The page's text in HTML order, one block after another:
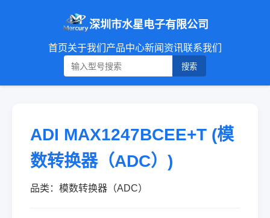
深圳市水星电子有限公司
首页关于我们 产品中心新闻资讯联系我们
搜索
ADI MAX1247BCEE+T (模
数转换器（ADC）)
品类：模数转换器（ADC）